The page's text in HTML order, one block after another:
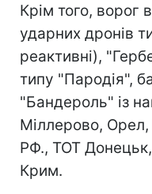
Крім того, ворог
ударних дронів
реактивні),
типу "Пародія",
"Бандероль" із
Міллерово,
РФ., ТОТ
Крим.